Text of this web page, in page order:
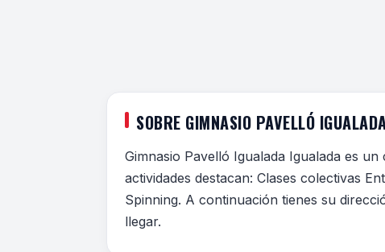
SOBRE GIMNASIO PAVELLÓ
Gimnasio Pavelló Igualada Igualada es
actividades destacan: Clases colectivas
Spinning. A continuación tienes su
llegar.